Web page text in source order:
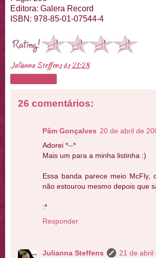
Editora: Galera Record
ISBN: 978-85-01-07544-4
Julianna Steffensàs21:28
26 comentários:
Pâm Gonçalves 20 de abril de
Adorei *--*
Mais um para a minha listinha :)
Essa banda parece meio McFly,
não estourou mesmo depois que
:*
Responder
Julianna Steffens
21 de abril